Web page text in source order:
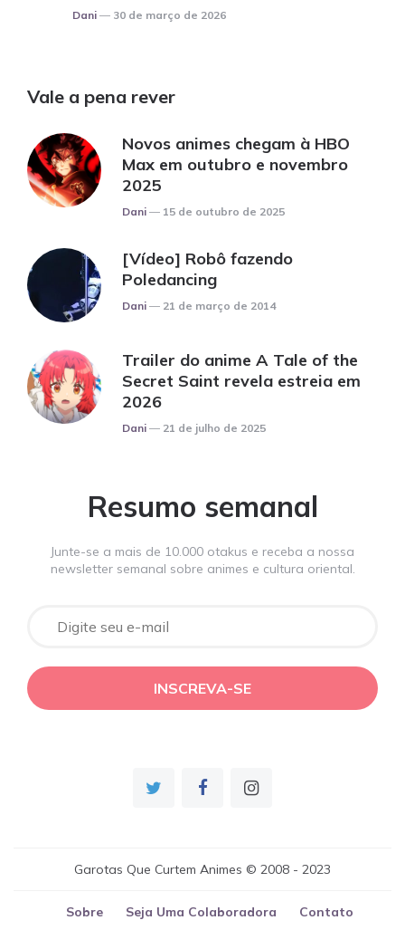
Posted
Dani 30 de março de 2026
Vale a pena rever
Novos animes chegam à HBO
Max em outubro e novembro
2025
Posted
Dani 15 de outubro de 2025
[Vídeo] Robô fazendo
Poledancing
Posted
Dani 21 de março de 2014
Trailer do anime A Tale of the
Secret Saint revela estreia em
2026
Posted
Dani 21 de julho de 2025
Resumo semanal
Junte-se a mais de 10.000 otakus e receba a nossa
newsletter semanal sobre animes e cultura oriental.
Garotas Que Curtem Animes © 2008 - 2023
Sobre Seja Uma Colaboradora Contato